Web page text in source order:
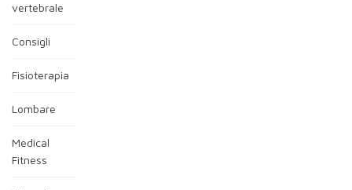
vertebrale
Consigli
Fisioterapia
Lombare
Medical
Fitness